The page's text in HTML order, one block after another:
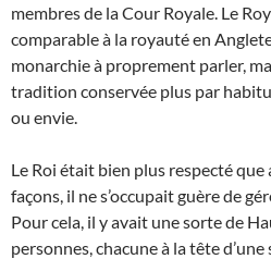
membres de la Cour Royale. Le
comparable à la royauté en
monarchie à proprement parler,
tradition conservée plus par
ou envie.
Le Roi était bien plus respecté
façons, il ne s’occupait guère de
Pour cela, il y avait une sorte de
personnes, chacune à la tête